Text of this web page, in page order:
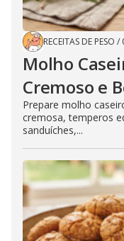
RECEITAS DE PESO /
Molho
Cremoso e
Prepare molho
cremosa, temperos
sanduíches,...